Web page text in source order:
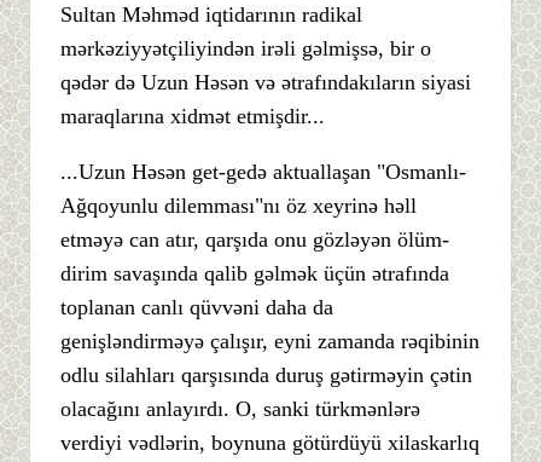
Sultan Məhməd iqtidarının radikal
mərkəziyyətçiliyindən irəli gəlmişsə, bir o
qədər də Uzun Həsən və ətrafındakıların siyasi
maraqlarına xidmət etmişdir...
...Uzun Həsən get-gedə aktuallaşan "Osmanlı-
Ağqoyunlu dilemması"nı öz xeyrinə həll
etməyə can atır, qarşıda onu gözləyən ölüm-
dirim savaşında qalib gəlmək üçün ətrafında
toplanan canlı qüvvəni daha da
genişləndirməyə çalışır, eyni zamanda rəqibinin
odlu silahları qarşısında duruş gətirməyin çətin
olacağını anlayırdı. O, sanki türkmənlərə
verdiyi vədlərin, boynuna götürdüyü xilaskarlıq